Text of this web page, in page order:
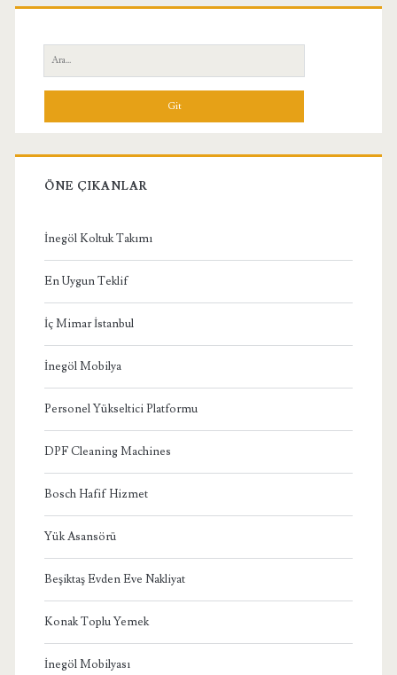
Yan
Menü
Ara:
ÖNE ÇIKANLAR
İnegöl Koltuk Takımı
En Uygun Teklif
İç Mimar İstanbul
İnegöl Mobilya
Personel Yükseltici Platformu
DPF Cleaning Machines
Bosch Hafif Hizmet
Yük Asansörü
Beşiktaş Evden Eve Nakliyat
Konak Toplu Yemek
İnegöl Mobilyası